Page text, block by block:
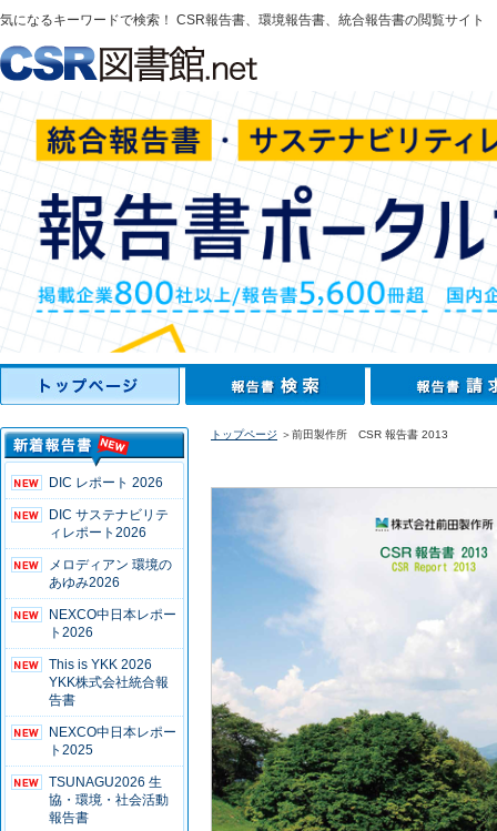
気になるキーワードで検索！ CSR報告書、環境報告書、統合報告書の閲覧サイト
DIC レポート 2026
DIC サステナビリテ
ィレポート2026
メロディアン 環境の
あゆみ2026
NEXCO中日本レポー
ト2026
This is YKK 2026
YKK株式会社統合報
告書
NEXCO中日本レポー
ト2025
TSUNAGU2026 生
協・環境・社会活動
報告書
トップページ ＞前田製作所 CSR 報告書 2013